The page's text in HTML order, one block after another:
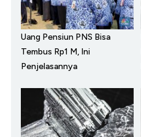
Uang Pensiun PNS Bisa
Tembus Rp1 M, Ini
Penjelasannya